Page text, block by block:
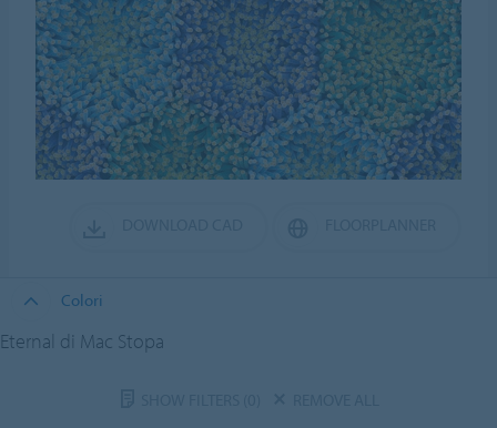
Colori
Eternal di Mac Stopa